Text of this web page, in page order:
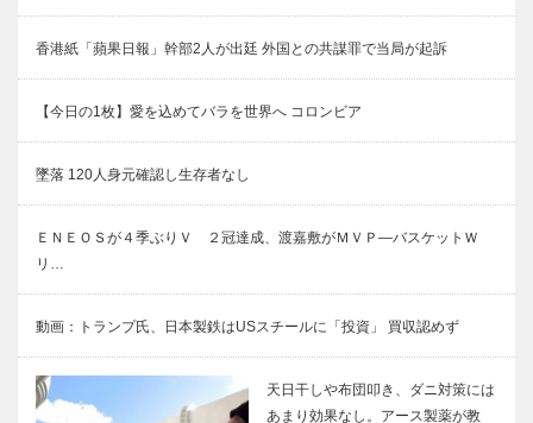
香港紙「蘋果日報」幹部2人が出廷 外国との共謀罪で当局が起訴
【今日の1枚】愛を込めてバラを世界へ コロンビア
墜落 120人身元確認し生存者なし
ＥＮＥＯＳが４季ぶりＶ ２冠達成、渡嘉敷がＭＶＰ―バスケットＷ
リ…
動画：トランプ氏、日本製鉄はUSスチールに「投資」 買収認めず
天日干しや布団叩き、ダニ対策には
あまり効果なし。アース製薬が教